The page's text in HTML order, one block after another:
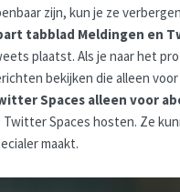
zijn, kun je ze
tabblad Meldingen en
plaatst. Als je naar het
bekijken die alleen
Spaces alleen voor
Twitter Spaces hosten. Ze
maakt.